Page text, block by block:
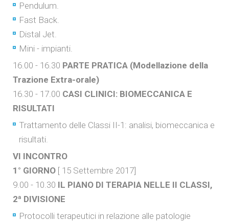
Pendulum.
Fast Back.
Distal Jet.
Mini - impianti.
16.00 - 16.30 PARTE PRATICA (Modellazione della
Trazione Extra-orale)
16.30 - 17.00 CASI CLINICI: BIOMECCANICA E
RISULTATI
Trattamento delle Classi II-1: analisi, biomeccanica e
risultati.
VI INCONTRO
1° GIORNO [ 15 Settembre 2017]
9.00 - 10.30 IL PIANO DI TERAPIA NELLE II CLASSI,
2ª DIVISIONE
Protocolli terapeutici in relazione alle patologie